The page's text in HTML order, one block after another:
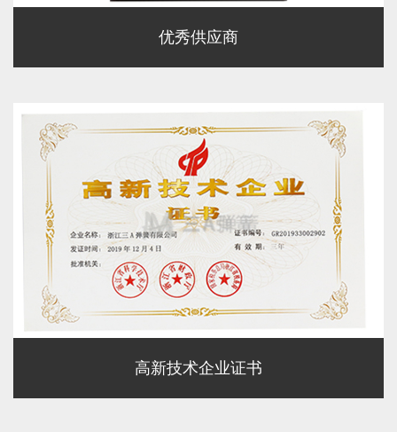
优秀供应商
高新技术企业证书